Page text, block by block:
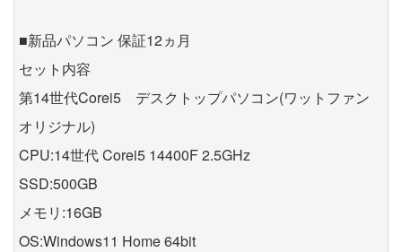
■新品パソコン 保証12ヵ月
セット内容
第14世代Corei5 デスクトップパソコン(ワットファン
オリジナル)
CPU:14世代 Corei5 14400F 2.5GHz
SSD:500GB
メモリ:16GB
OS:Windows11 Home 64bit